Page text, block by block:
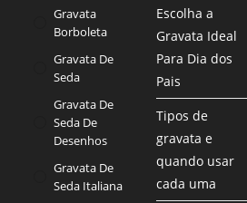
Gravata
Borboleta
Gravata De
Seda
Gravata De
Seda De
Desenhos
Gravata De
Seda Italiana
Escolha a
Gravata Ideal
Para Dia dos
Pais
Tipos de
gravata e
quando usar
cada uma